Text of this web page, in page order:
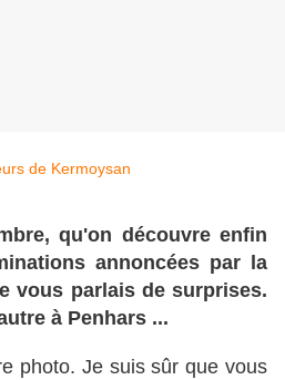
qu'on découvre enfin
annoncées par la
vous parlais de surprises.
à Penhars ...
photo. Je suis sûr que vous